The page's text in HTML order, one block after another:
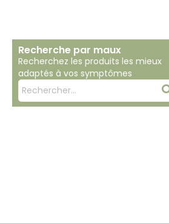
Recherche par maux
Recherchez les produits les mieux
adaptés à vos symptômes
Mots
clés